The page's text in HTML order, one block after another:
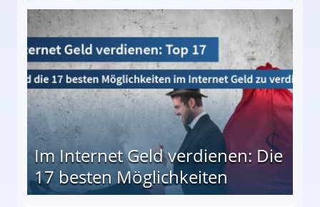
besten Möglichkeiten
Im Internet Geld verdienen: Die
17 besten Möglichkeiten